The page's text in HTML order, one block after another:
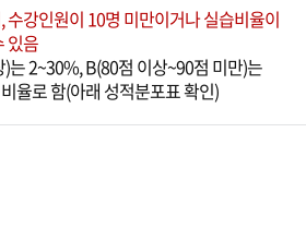
강인원이 10명 미만이거나 실습비율이
있음
는 2~30%, B(80점 이상~90점 미만)는
율로 함(아래 성적분포표 확인)